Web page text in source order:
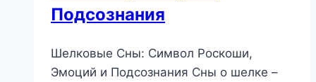
Подсознания
Шелковые Сны: Символ Роскоши,
Эмоций и Подсознания Сны о шелке –